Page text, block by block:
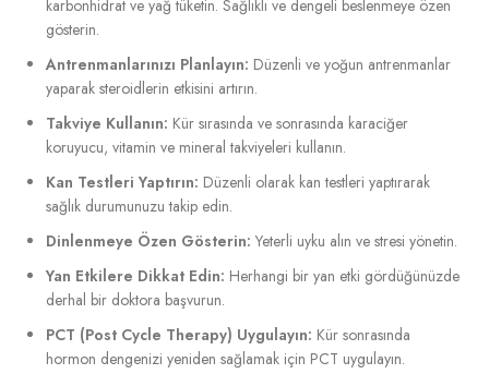
karbonhidrat ve yağ tüketin. Sağlıklı ve dengeli beslenmeye özen
gösterin.
Antrenmanlarınızı Planlayın: Düzenli ve yoğun antrenmanlar
yaparak steroidlerin etkisini artırın.
Takviye Kullanın: Kür sırasında ve sonrasında karaciğer
koruyucu, vitamin ve mineral takviyeleri kullanın.
Kan Testleri Yaptırın: Düzenli olarak kan testleri yaptırarak
sağlık durumunuzu takip edin.
Dinlenmeye Özen Gösterin: Yeterli uyku alın ve stresi yönetin.
Yan Etkilere Dikkat Edin: Herhangi bir yan etki gördüğünüzde
derhal bir doktora başvurun.
PCT (Post Cycle Therapy) Uygulayın: Kür sonrasında
hormon dengenizi yeniden sağlamak için PCT uygulayın.